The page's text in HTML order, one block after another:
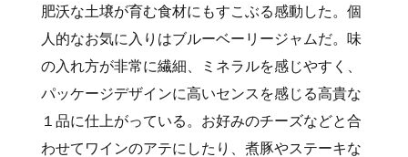
肥沃な土壌が育む食材にもすこぶる感動した。個
人的なお気に入りはブルーベーリージャムだ。味
の入れ方が非常に繊細、ミネラルを感じやすく、
パッケージデザインに高いセンスを感じる高貴な
１品に仕上がっている。お好みのチーズなどと合
わせてワインのアテにしたり、煮豚やステーキな